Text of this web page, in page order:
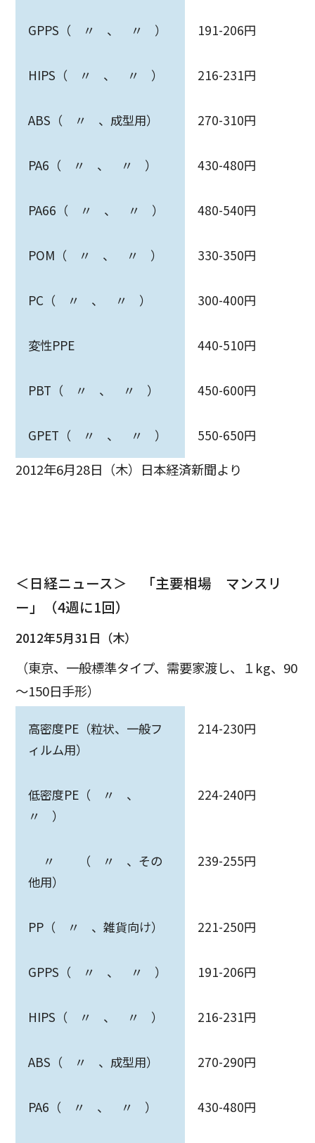
GPPS（ 〃 、 〃 ） 191-206円
HIPS（ 〃 、 〃 ） 216-231円
ABS（ 〃 、成型用） 270-310円
PA6（ 〃 、 〃 ） 430-480円
PA66（ 〃 、 〃 ） 480-540円
POM（ 〃 、 〃 ） 330-350円
PC（ 〃 、 〃 ） 300-400円
変性PPE 440-510円
PBT（ 〃 、 〃 ） 450-600円
GPET（ 〃 、 〃 ） 550-650円
2012年6月28日（木）日本経済新聞より
＜日経ニュース＞ 「主要相場 マンスリ
ー」（4週に1回）
2012年5月31日（木）
（東京、一般標準タイプ、需要家渡し、１kg、90
～150日手形）
高密度PE（粒状、一般フ
ィルム用）
214-230円
低密度PE（ 〃 、
〃 ）
224-240円
〃 （ 〃 、その
他用）
239-255円
PP（ 〃 、雑貨向け） 221-250円
GPPS（ 〃 、 〃 ） 191-206円
HIPS（ 〃 、 〃 ） 216-231円
ABS（ 〃 、成型用） 270-290円
PA6（ 〃 、 〃 ） 430-480円